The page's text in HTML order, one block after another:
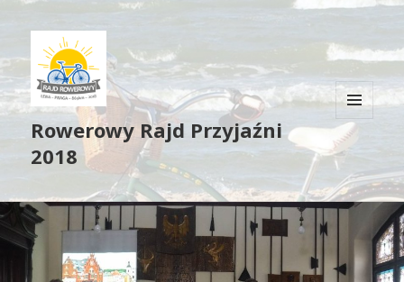
Rowerowy Rajd Przyjaźni
2018
MENU
WIDGETY